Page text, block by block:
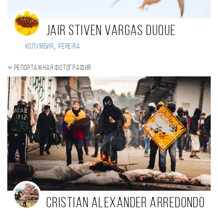
jair stiven vargas duque
Колумбия, pereira
Репортажная фотография
Cristian Alexander Arredondo